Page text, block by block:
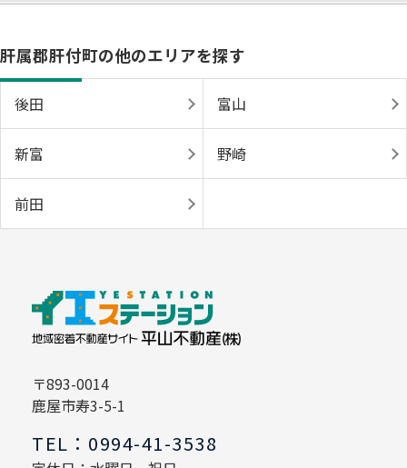
肝属郡肝付町の他のエリアを探す
後田 富山
新富 野崎
前田
〒893-0014
鹿屋市寿3-5-1
TEL：0994-41-3538